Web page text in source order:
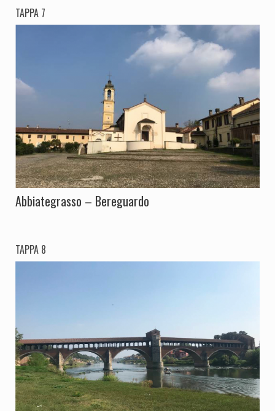
TAPPA 7
Abbiategrasso – Bereguardo
TAPPA 8